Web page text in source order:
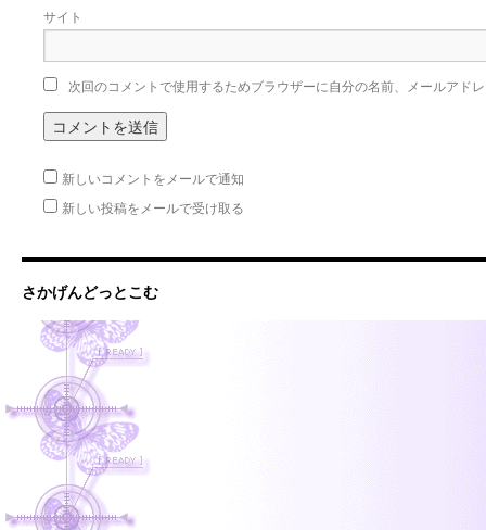
サイト
次回のコメントで使用するためブラウザーに自分の名前、メールアド
新しいコメントをメールで通知
新しい投稿をメールで受け取る
さかげんどっとこむ